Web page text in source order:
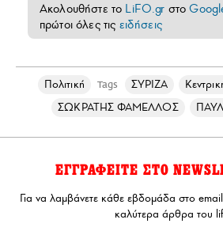
Ακολουθήστε το LiFO.gr στο
πρώτοι όλες τις ειδήσεις
Πολιτική Tags ΣΥΡΙΖΑ
ΣΩΚΡΑΤΗΣ ΦΑΜΕΛΛΟΣ
ΕΓΓΡΑΦΕΙΤΕ ΣΤΟ
Για να λαμβάνετε κάθε εβδομάδα στο
καλύτερα άρθρα του